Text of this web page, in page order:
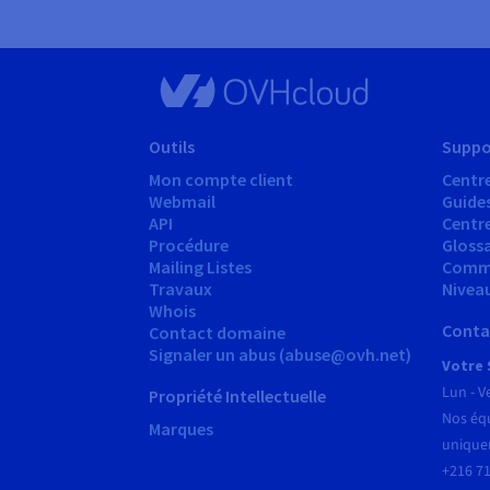
Outils
Mon compte client
Webmail
API
Procédure
Mailing Listes
Travaux
Whois
Contact domaine
Signaler un abus (abuse@ovh.net)
Propriété Intellectuelle
Marques
Votre
Lun -
Nos
+216